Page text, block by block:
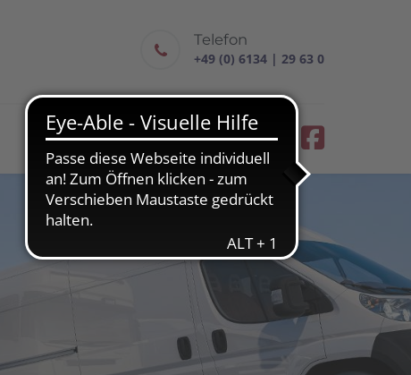
Telefon
+49 (0) 6134 | 29 63 0